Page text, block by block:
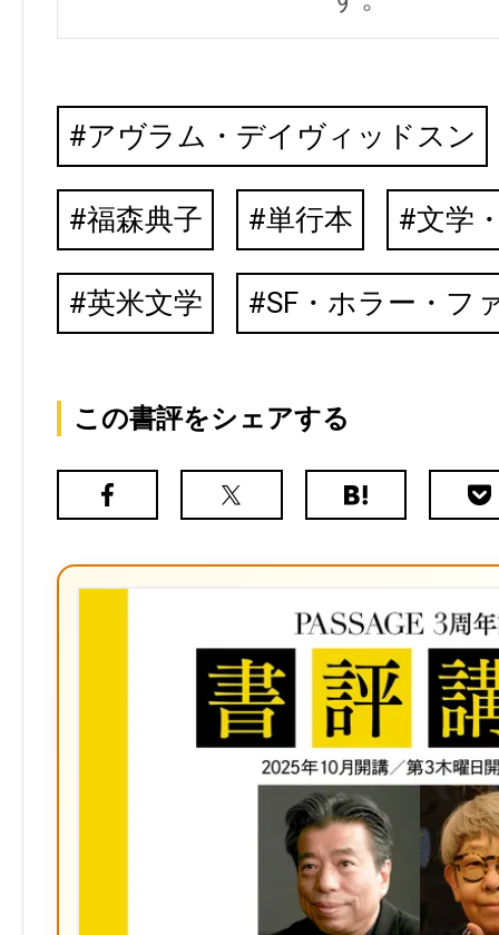
アヴラム・デイヴィッドスン
福森典子 単行本 文学
英米文学 SF・ホラー・フ
この書評をシェアする
Facebook
X（旧
は
ク
マ
ー
ク